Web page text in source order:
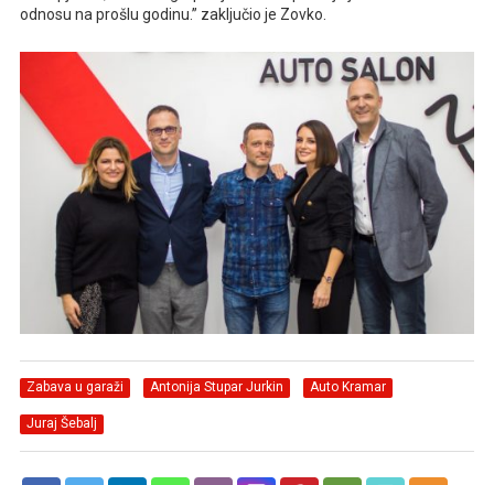
odnosu na prošlu godinu.” zaključio je Zovko.
Zabava u garaži Antonija Stupar Jurkin Auto Kramar
Juraj Šebalj